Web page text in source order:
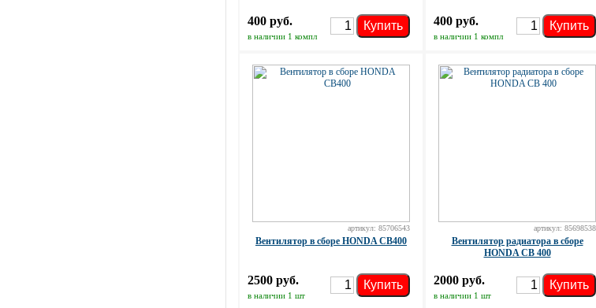
400 руб.
в наличии 1 компл
Купить 400 руб.
в наличии 1 компл
Купить
артикул: 85706543
Вентилятор в сборе HONDA CB400
2500 руб.
в наличии 1 шт
Купить
артикул: 85698538
Вентилятор радиатора в сборе
HONDA CB 400
2000 руб.
в наличии 1 шт
Купить